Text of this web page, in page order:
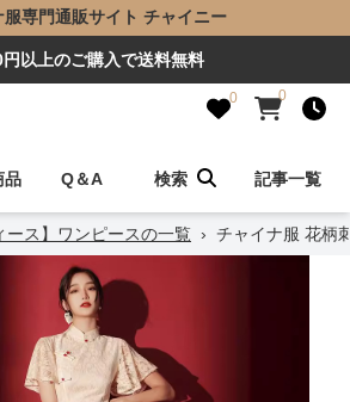
服専門通販サイト チャイニー
以上のご購入で送料無料
0 0
品 Q＆A 検索 記事一覧
ース】ワンピースの一覧 › チャイナ服 花柄